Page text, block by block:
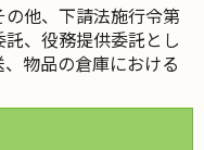
他、下請法施行令第
、役務提供委託とし
物品の倉庫における